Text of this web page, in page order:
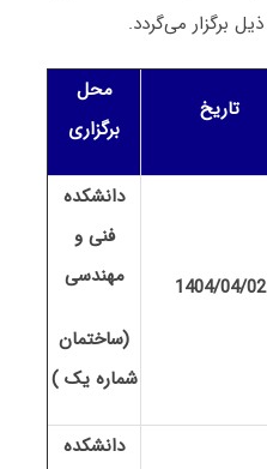
برگزار می‌گردد.
تاریخ
محل
برگزاری
1404/04/02
دانشکده
فنی و
مهندسی
(ساختمان
شماره یک )
دانشکده